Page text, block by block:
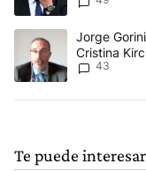
Un artículo de
Jorge
Cristina
cometer
43